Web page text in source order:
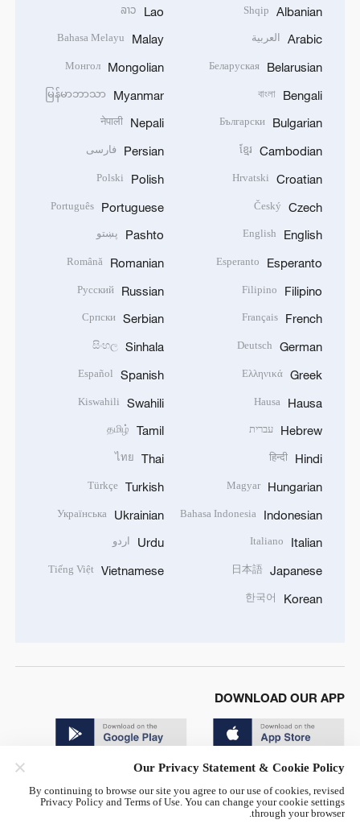
Albanian
Shqip
Arabic العربية
Belarusian
Беларуская
Bengali
বাংলা
Bulgarian
Български
Cambodian
ខ្មែរ
Croatian
Hrvatski
Czech
Český
English
English
Esperanto
Esperanto
Filipino
Filipino
French
Français
German
Deutsch
Greek
Ελληνικά
Hausa
Hausa
Hebrew עברית
Hindi
हिन्दी
Hungarian
Magyar
Indonesian
Bahasa Indonesia
Italian
Italiano
Japanese
日本語
Korean
한국어
Lao
ລາວ
Malay
Bahasa Melayu
Mongolian
Монгол
Myanmar
မြန်မာဘာသာ
Nepali
नेपाली
Persian فارسی
Polish
Polski
Portuguese
Português
Pashto پښتو
Romanian
Română
Russian
Русский
Serbian
Српски
Sinhala
සිංහල
Spanish
Español
Swahili
Kiswahili
Tamil
தமிழ்
Thai
ไทย
Turkish
Türkçe
Ukrainian
Українська
Urdu اردو
Vietnamese
Tiếng Việt
DOWNLOAD OUR APP
© China Radio International.CRI. All Rights Reserved. 16A
Our Privacy Statement & Cookie Policy
By continuing to browse our site you agree to our use of cookies, revised
Privacy Policy and Terms of Use. You can change your cookie settings
through your browser.